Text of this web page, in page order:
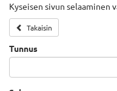
Kyseisen sivun selaaminen
Takaisin
Tunnus